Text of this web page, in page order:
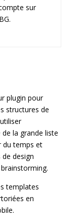
sur
plugin pour
structures de
la grande liste
du temps et
design
templates
en